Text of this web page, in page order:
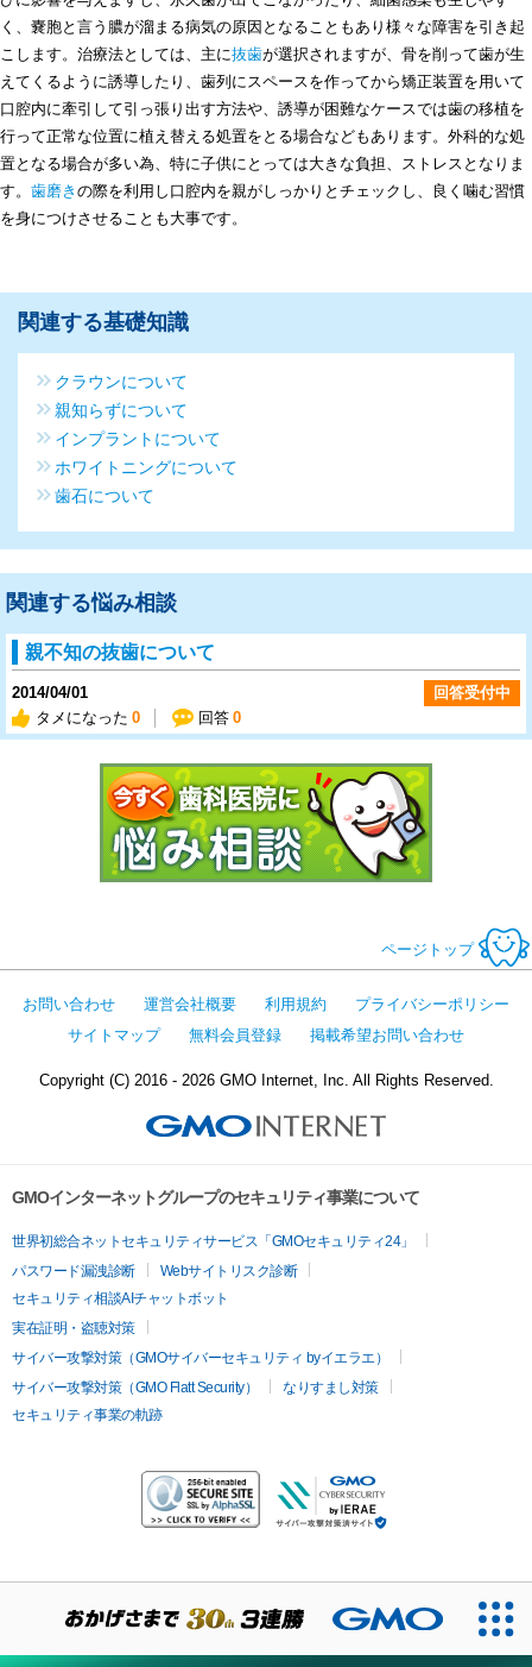
く、嚢胞と言う膿が溜まる病気の原因となることもあり様々な障害を引き起
こします。治療法としては、主に抜歯が選択されますが、骨を削って歯が生
えてくるように誘導したり、歯列にスペースを作ってから矯正装置を用いて
口腔内に牽引して引っ張り出す方法や、誘導が困難なケースでは歯の移植を
行って正常な位置に植え替える処置をとる場合などもあります。外科的な処
置となる場合が多い為、特に子供にとっては大きな負担、ストレスとなりま
す。 歯磨き の際を利用し口腔内を親がしっかりとチェックし、良く噛む習慣
を身につけさせることも大事です。
関連する基礎知識
クラウンについて
親知らずについて
インプラントについて
ホワイトニングについて
歯石について
関連する悩み相談
親不知の抜歯について
2014/04/01
タメになった 0 回答 0
回答受付中
ページトップ
お問い合わせ 運営会社概要 利用規約
プライバシーポリシー
サイトマップ
無料会員登録 掲載希望お問い合わせ
Copyright (C) 2016 - 2026 GMO Internet, Inc. All Rights Reserved.
GMOインターネットグループのセキュリティ事業について
世界初総合ネットセキュリティサービス「GMOセキュリティ24」
パスワード漏洩診断
Webサイトリスク診断
セキュリティ相談AIチャットボット
実在証明・盗聴対策
サイバー攻撃対策（GMOサイバーセキュリティ byイエラエ）
サイバー攻撃対策（GMO Flatt Security）
なりすまし対策
セキュリティ事業の軌跡